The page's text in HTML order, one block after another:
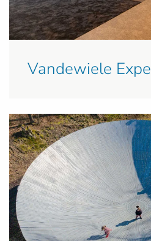
Vandewiele